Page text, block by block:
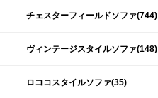
チェスターフィールドソファ(744)
ヴィンテージスタイルソファ(148)
ロココスタイルソファ(35)